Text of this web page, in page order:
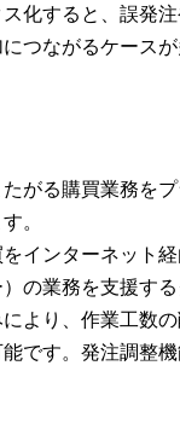
化すると、誤発
つながるケースが
がる購買業務を
。
インターネット
の業務を支援する
より、作業工数
です。発注調整